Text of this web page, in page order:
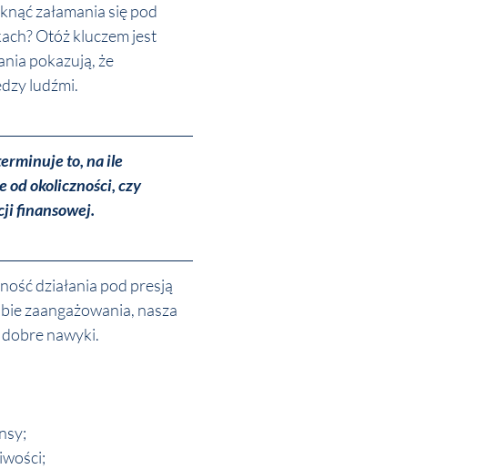
załamania się pod
Otóż kluczem jest
pokazują, że
ludźmi.
to, na ile
od okoliczności, czy
finansowej.
działania pod presją
zaangażowania, nasza
nawyki.